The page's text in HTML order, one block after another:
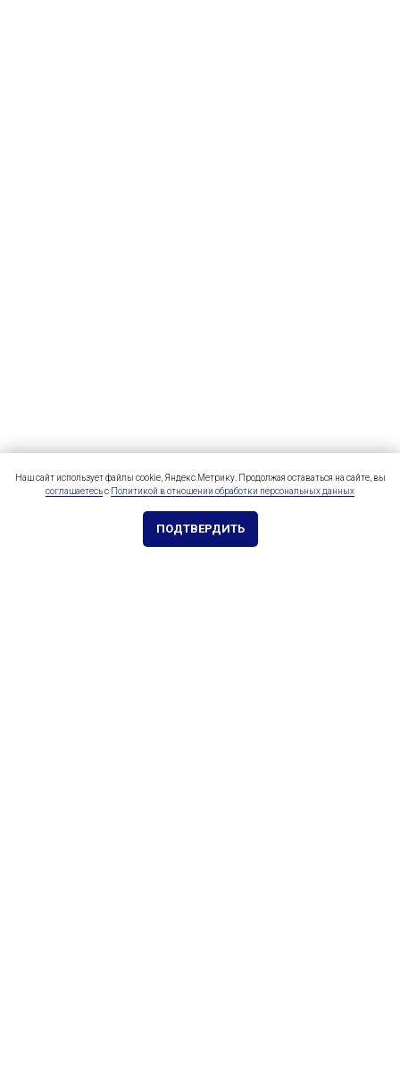
Наш сайт использует файлы cookie, Яндекс.Метрику. Продолжая оставаться на сайте, вы
соглашаетесьс Политикой в отношении обработки персональных данных
ПОДТВЕРДИТЬ